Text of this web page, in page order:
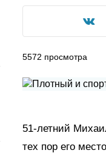
5572 просмотра
51-летний
тех пор его